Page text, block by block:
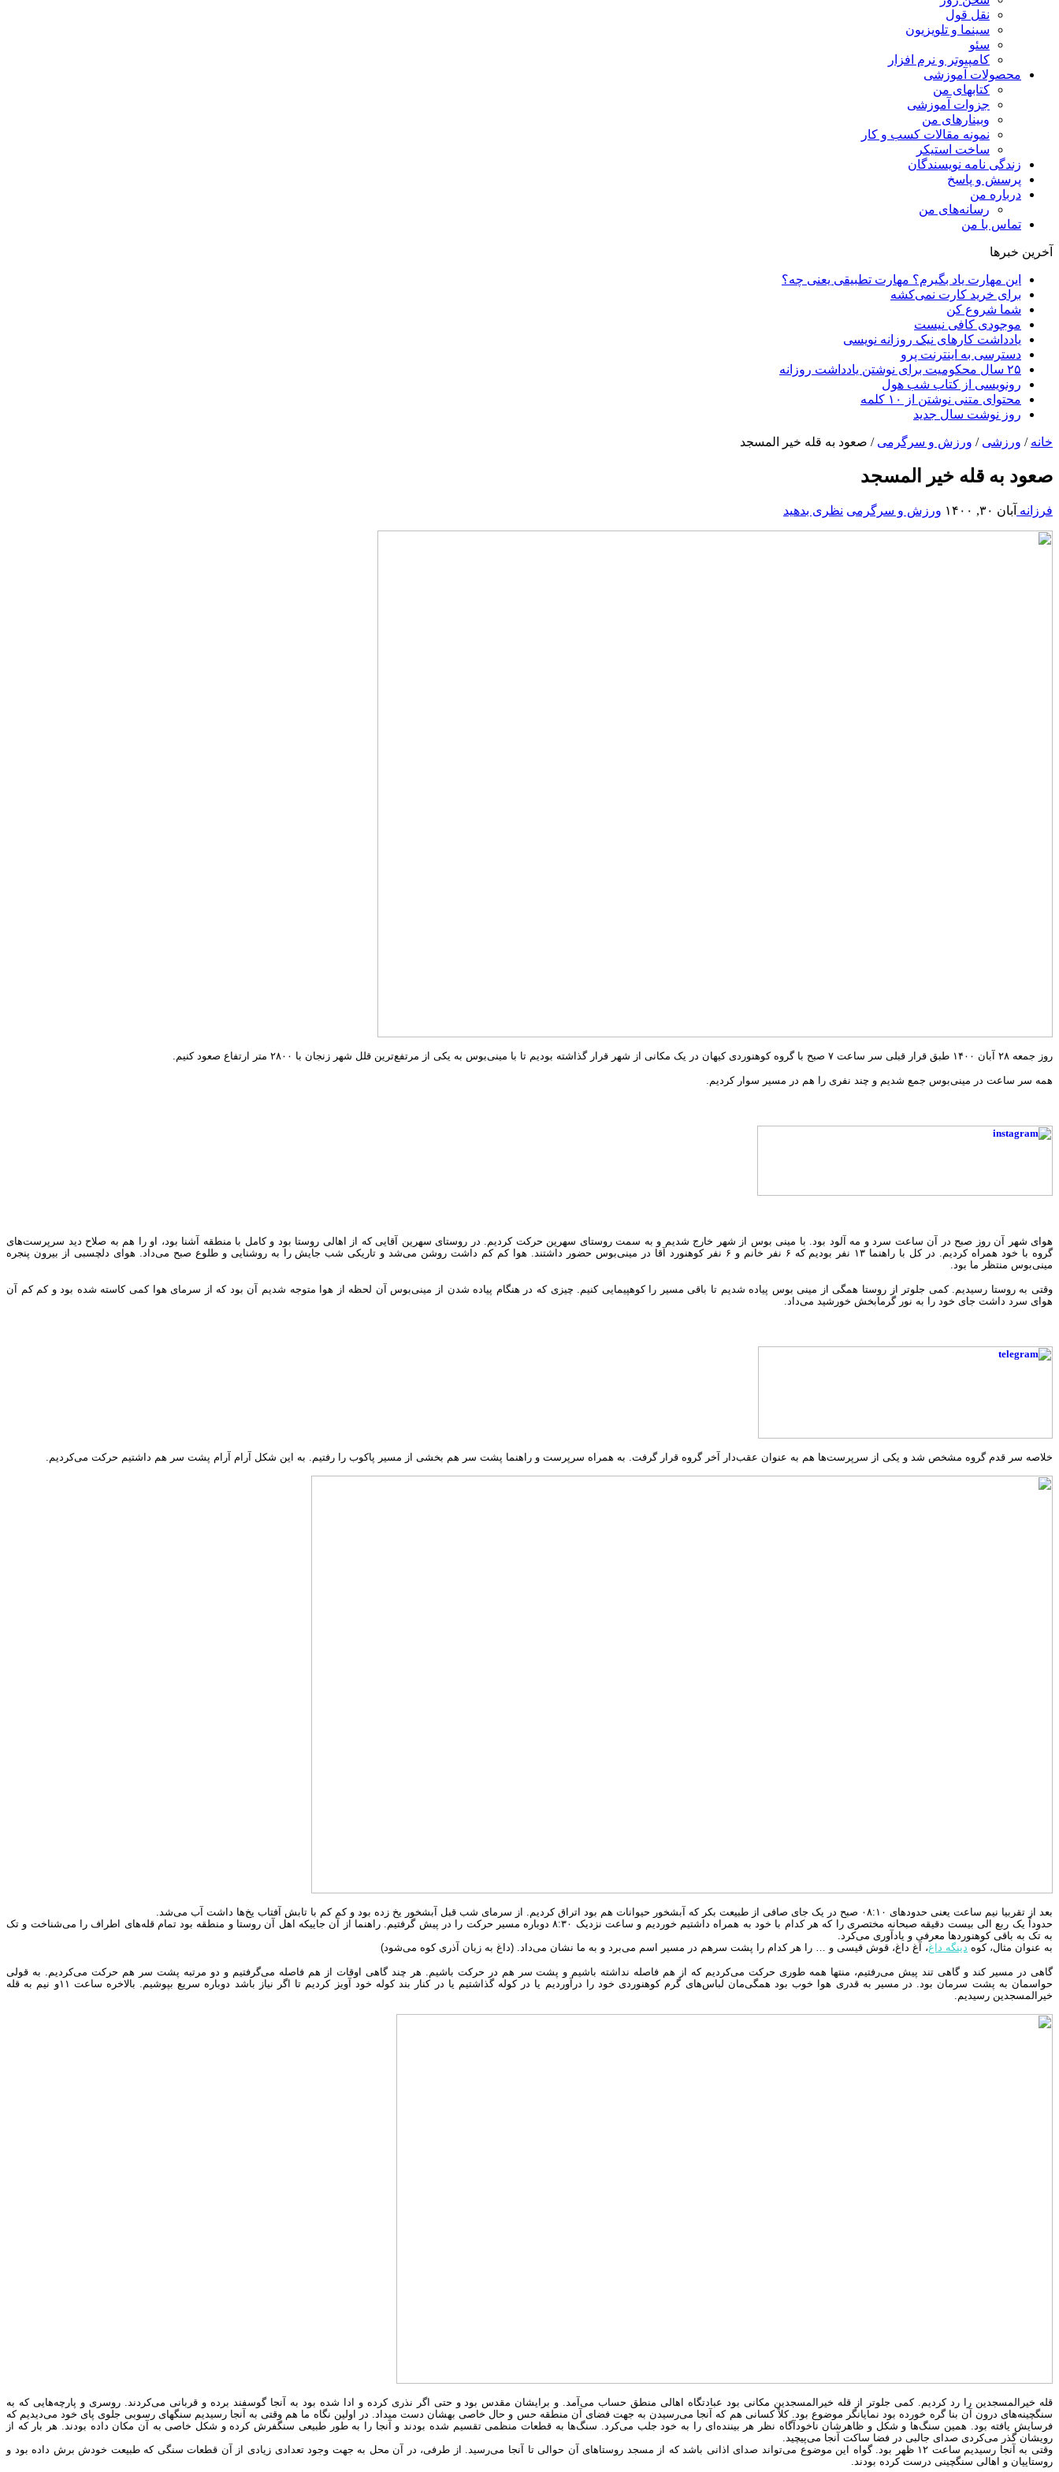
نقل قول
سینما و تلویزیون
سئو
کامپیوتر و نرم افزار
محصولات آموزشی
کتابهای من
جزوات آموزشی
وبینارهای من
نمونه مقالات کسب و کار
ساخت استیکر
زندگی نامه نویسندگان
پرسش و پاسخ
درباره من
رسانه‌ها‌ی من
تماس با من
آخرین خبرها
این مهارت یاد بگیرم؟ مهارت تطبیقی یعنی چه؟
برای خرید کارت نمی‌‌کشه
شما شروع کن
موجودی کافی نیست
یادداشت کارهای نیک روزانه نویسی
دسترسی به اینترنت پرو
۲۵ سال محکومیت برای نوشتن یادداشت روزانه
رونویسی از کتاب شب هول
محتوای متنی نوشتن از ۱۰ کلمه
روز نوشت سال جدید
خانه / ورزشی / ورزش و سرگرمی / صعود به قله خیر المسجد
صعود به قله خیر المسجد
فرزانه آبان ۳۰, ۱۴۰۰ ورزش و سرگرمی نظری بدهید
روز جمعه ۲۸ آبان ۱۴۰۰ طبق قرار قبلی سر ساعت ۷ صبح با گروه کوهنوردی کیهان در یک مکانی از شهر قرار گذاشته بودیم تا با مینی‌بوس به یکی از مرتفع‌ترین قلل شهر زنجان با ۲۸۰۰ متر ارتفاع صعود کنیم.
همه سر ساعت در مینی‌بوس جمع شدیم و چند نفری را هم در مسیر سوار کردیم.
هوای شهر آن روز صبح در آن ساعت سرد و مه آلود بود. با مینی بوس از شهر خارج شدیم و به سمت روستای سهرین حرکت کردیم. در روستای سهرین آقایی که از اهالی روستا بود و کامل با منطقه آشنا بود، او را هم به صلاح دید سرپرست‌های
گروه با خود همراه کردیم. در کل با راهنما ۱۳ نفر بودیم که ۶ نفر خانم و ۶ نفر کوهنورد آقا در مینی‌بوس حضور داشتند. هوا کم کم داشت روشن می‌شد و تاریکی شب جایش را به روشنایی و طلوع صبح می‌داد. هوای دلچسبی از بیرون پنجره
مینی‌بوس منتظر ما بود.
وقتی به روستا رسیدیم. کمی جلوتر از روستا همگی از مینی بوس پیاده شدیم تا باقی مسیر را کوهپیمایی کنیم. چیزی که در هنگام پیاده شدن از مینی‌بوس آن لحظه از هوا متوجه شدیم آن بود که از سرمای هوا کمی کاسته شده بود و کم کم آن
هوای سرد داشت جای خود را به نور گرمابخش خورشید می‌داد.
خلاصه سر قدم گروه مشخص شد و یکی از سرپرست‌ها هم به عنوان عقب‌دار آخر گروه قرار گرفت. به همراه سرپرست و راهنما پشت سر هم بخشی از مسیر پاکوب را رفتیم. به این شکل آرام آرام پشت سر هم داشتیم حرکت می‌کردیم.
بعد از تقربیا نیم ساعت یعنی حدودهای ۰۸:۱۰ صبح در یک جای صافی از طبیعت بکر که آبشخور حیوانات هم بود اتراق کردیم. از سرمای شب قبل آبشخور یخ زده بود و کم کم با تابش آفتاب یخ‌ها داشت آب می‌شد.
حدوداً یک ربع الی بیست دقیقه صبحانه مختصری را که هر کدام با خود به همراه داشتیم خوردیم و ساعت نزدیک ۸:۳۰ دوباره مسیر حرکت را در پیش گرفتیم. راهنما از آن جاییکه اهل آن روستا و منطقه بود تمام قله‌های اطراف را می‌شناخت و تک
به تک به باقی کوهنوردها معرفی و یادآوری می‌کرد.
به عنوان مثال، کوه دینگه داغ، آغ داغ، قوش قیسی و … را هر کدام را پشت سرهم در مسیر اسم می‌برد و به ما نشان می‌داد. (داغ به زبان آذری کوه می‌شود)
گاهی در مسیر کند و گاهی تند پیش می‌رفتیم، منتها همه طوری حرکت می‌کردیم که از هم فاصله نداشته باشیم و پشت سر هم در حرکت باشیم. هر چند گاهی اوقات از هم فاصله می‌گرفتیم و دو مرتبه پشت سر هم حرکت می‌کردیم. به قولی
حواسمان به پشت سرمان بود. در مسیر به قدری هوا خوب بود همگی‌مان لباس‌های گرم کوهنوردی خود را درآوردیم یا در کوله گذاشتیم یا در کنار بند کوله خود آویز کردیم تا اگر نیاز باشد دوباره سریع بپوشیم. بالاخره ساعت ۱۱و نیم به قله
خیرالمسجدین رسیدیم.
قله خیرالمسجدین را رد کردیم. کمی جلوتر از قله خیرالمسجدین مکانی بود عبادتگاه اهالی منطق حساب می‌آمد. و برایشان مقدس بود و حتی اگر نذری کرده و ادا شده بود به آنجا گوسفند برده و قربانی می‌کردند. روسری و پارچه‌هایی که به
سنگچینه‌های درون آن بنا گره خورده بود نمایانگر موضوع بود. کلاً کسانی هم که آنجا می‌رسیدن به جهت فضای آن منطقه حس و حال خاصی بهشان دست میداد. در اولین نگاه ما هم وقتی به آنجا رسیدیم سنگهای رسوبی جلوی پای خود می‌دیدیم که
فرسایش یافته بود. همین سنگ‌ها و شکل و ظاهرشان ناخودآگاه نظر هر بیننده‌ای را به خود جلب می‌کرد. سنگ‌ها به قطعات منظمی تقسیم شده بودند و آنجا را به طور طبیعی سنگفرش کرده و شکل خاصی به آن مکان داده بودند. هر بار که از
رویشان گذر می‌کردی صدای جالبی در فضا ساکت آنجا می‌پیچید.
وقتی به آنجا رسیدیم ساعت ۱۲ ظهر بود. گواه این موضوع می‌تواند صدای اذانی باشد که از مسجد روستاهای آن حوالی تا آنجا می‌رسید. از طرفی، در آن محل به جهت وجود تعدادی زیادی از آن قطعات سنگی که طبیعت خودش برش داده بود و
روستاییان و اهالی سنگچینی درست کرده بودند.